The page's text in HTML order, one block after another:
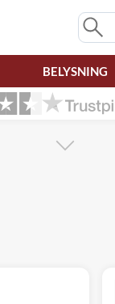
BELYSNING